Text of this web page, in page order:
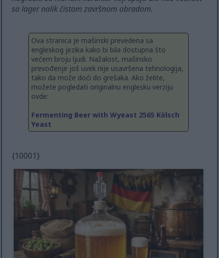
sa lager nalik čistom završnom obradom.
Ova stranica je mašinski prevedena sa
engleskog jezika kako bi bila dostupna što
većem broju ljudi. Nažalost, mašinsko
prevođenje još uvek nije usavršena tehnologija,
tako da može doći do grešaka. Ako želite,
možete pogledati originalnu englesku verziju
ovde:
Fermenting Beer with Wyeast 2565 Kölsch
Yeast
{10001}